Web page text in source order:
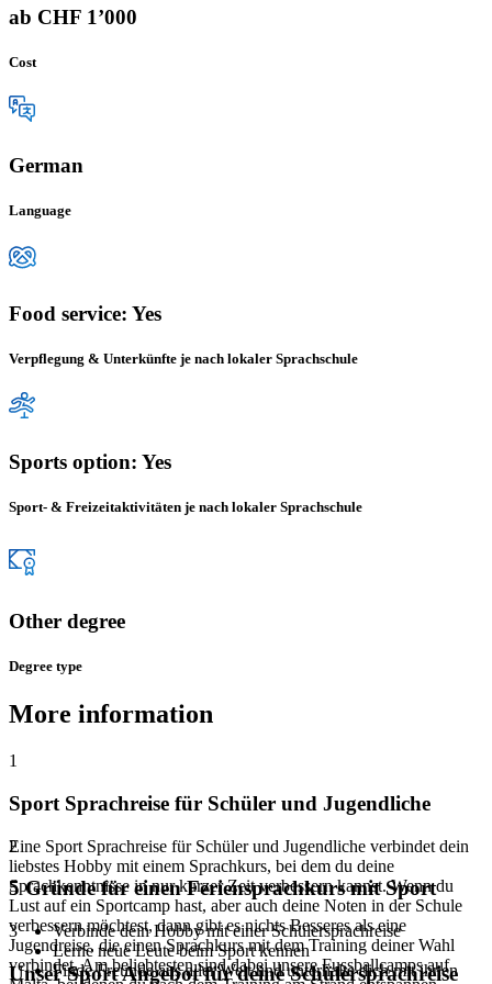
ab CHF 1’000
Cost
German
Language
Food service: Yes
Verpflegung & Unterkünfte je nach lokaler Sprachschule
Sports option: Yes
Sport- & Freizeitaktivitäten je nach lokaler Sprachschule
Other degree
Degree type
More information
1
Sport Sprachreise für Schüler und Jugendliche
Eine Sport Sprachreise für Schüler und Jugendliche verbindet dein
liebstes Hobby mit einem Sprachkurs, bei dem du deine
Sprachkenntnisse in nur kurzer Zeit verbessern kannst. Wenn du
Lust auf ein Sportcamp hast, aber auch deine Noten in der Schule
verbessern möchtest, dann gibt es nichts Besseres als eine
Jugendreise, die einen Sprachkurs mit dem Training deiner Wahl
verbindet. Am beliebtesten sind dabei unsere Fussballcamps auf
2
5 Gründe für einen Feriensprachkurs mit Sport
Verbinde dein Hobby mit einer Schülersprachreise
Lerne neue Leute beim Sport kennen
Finde Freunde aus aller Welt und unterhalte dich mit ihnen
3
Unser Sport Angebot für deine Schülersprachreise